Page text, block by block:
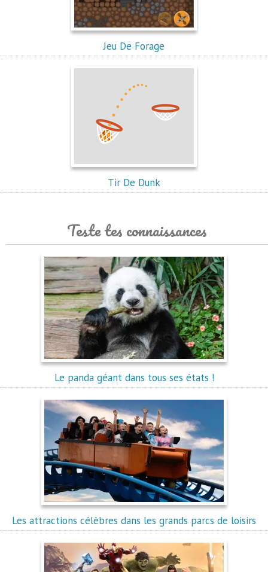
Jeu De Forage
Tir De Dunk
Teste tes connaissances
Le panda géant dans tous ses états !
Les attractions célèbres dans les grands parcs de loisirs